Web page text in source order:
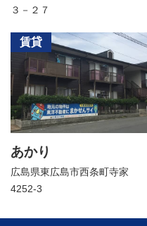
３－２７
賃貸
あかり
広島県東広島市西条町寺家
4252-3